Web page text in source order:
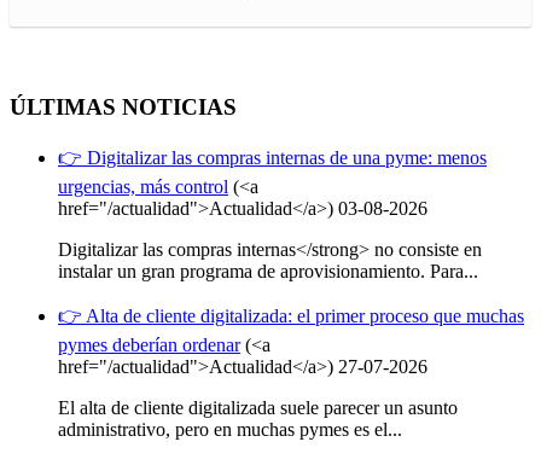
ÚLTIMAS NOTICIAS
👉 Digitalizar las compras internas de una pyme: menos
urgencias, más control (<a
href="/actualidad">Actualidad</a>) 03-08-2026
Digitalizar las compras internas</strong> no consiste en
instalar un gran programa de aprovisionamiento. Para...
👉 Alta de cliente digitalizada: el primer proceso que muchas
pymes deberían ordenar (<a
href="/actualidad">Actualidad</a>) 27-07-2026
El alta de cliente digitalizada suele parecer un asunto
administrativo, pero en muchas pymes es el...